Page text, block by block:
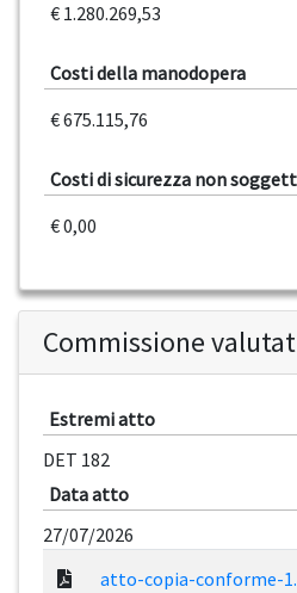
€ 1.280.269,53
Costi della manodopera
€ 675.115,76
Costi di sicurezza non
€ 0,00
Commissione
Estremi atto
DET 182
Data atto
27/07/2026
atto-copia-conforme-